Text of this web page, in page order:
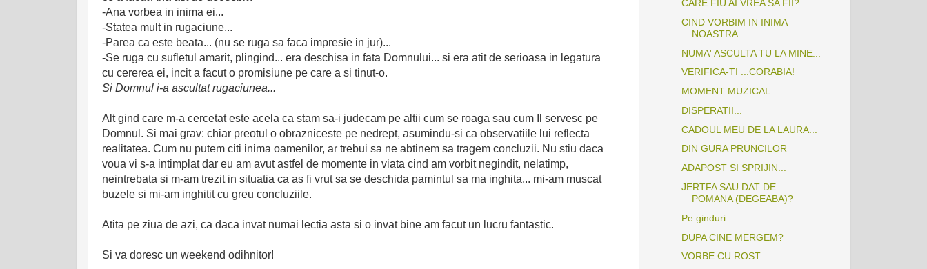
-Ana vorbea in inima ei...
-Statea mult in rugaciune...
-Parea ca este beata... (nu se ruga sa faca impresie in jur)...
-Se ruga cu sufletul amarit, plingind... era deschisa in fata Domnului... si era atit de serioasa in legatura
cu cererea ei, incit a facut o promisiune pe care a si tinut-o.
Si Domnul i-a ascultat rugaciunea...
Alt gind care m-a cercetat este acela ca stam sa-i judecam pe altii cum se roaga sau cum Il servesc pe
Domnul. Si mai grav: chiar preotul o obrazniceste pe nedrept, asumindu-si ca observatiile lui reflecta
realitatea. Cum nu putem citi inima oamenilor, ar trebui sa ne abtinem sa tragem concluzii. Nu stiu daca
voua vi s-a intimplat dar eu am avut astfel de momente in viata cind am vorbit negindit, nelatimp,
neintrebata si m-am trezit in situatia ca as fi vrut sa se deschida pamintul sa ma inghita... mi-am muscat
buzele si mi-am inghitit cu greu concluziile.
Atita pe ziua de azi, ca daca invat numai lectia asta si o invat bine am facut un lucru fantastic.
Si va doresc un weekend odihnitor!
CARE FIU AI VREA SA FII?
CIND VORBIM IN INIMA
NOASTRA...
NUMA' ASCULTA TU LA MINE...
VERIFICA-TI ...CORABIA!
MOMENT MUZICAL
DISPERATII...
CADOUL MEU DE LA LAURA...
DIN GURA PRUNCILOR
ADAPOST SI SPRIJIN...
JERTFA SAU DAT DE...
POMANA (DEGEABA)?
Pe ginduri...
DUPA CINE MERGEM?
VORBE CU ROST...